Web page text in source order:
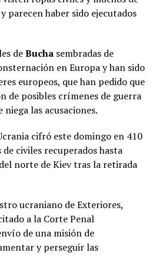
parecen haber sido ejecutados
deBucha sembradas de
en Europa y han sido
europeos, que han pedido que
de posibles crímenes de guerra
niega las acusaciones.
cifró este domingo en 410
civiles recuperados hasta
norte de Kiev tras la retirada
ucraniano de Exteriores,
a la Corte Penal
de una misión de
y perseguir las